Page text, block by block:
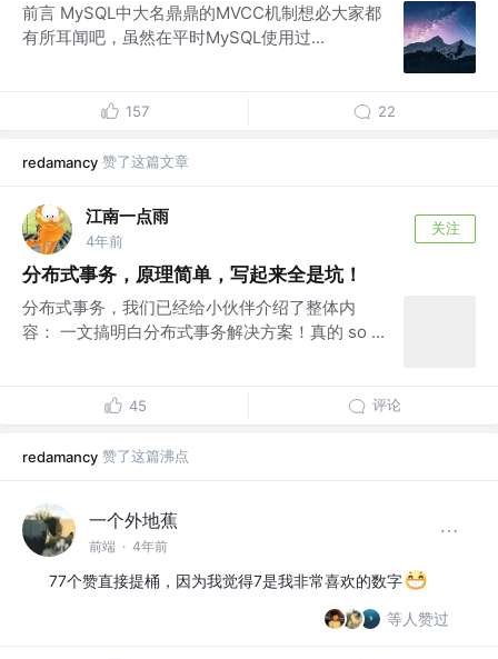
前言 MySQL中大名鼎鼎的MVCC机制想必大家都
有所耳闻吧，虽然在平时MySQL使用过...
157 22
redamancy 赞了这篇文章
江南一点雨
4年前
关注
分布式事务，原理简单，写起来全是坑！
分布式事务，我们已经给小伙伴介绍了整体内
容： 一文搞明白分布式事务解决方案！真的 so ...
45 评论
redamancy 赞了这篇沸点
一个外地蕉
前端 · 4年前
77个赞直接提桶，因为我觉得7是我非常喜欢的数字
等人赞过